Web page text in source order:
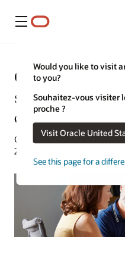
Menu
Would you like to visit
to you?
Souhaitez-vous visiter
proche ?
Visit Oracle United
See this page for a
Qu'est-ce que
salariés ?
calcul
Grant Kieckhaefer |
22 mars 2024